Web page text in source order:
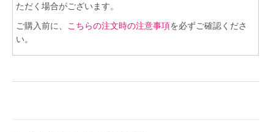
ただく場合がございます。
ご購入前に、
こちらの注文時の注意事項を必ずご確認くださ
い。